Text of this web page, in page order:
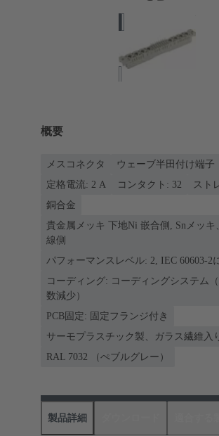
概要
メスコネクタ
ウェーブ半田付け端子
定格電流: ‌2 A
コンタクト: 32
スト
銅合金
貴金属メッキ 下地Ni 嵌合側, Snメッキ
線側
パフォーマンスレベル: 2, IEC 60603-2
コーディング: コーディングシステム
数減少）
PCB固定: 固定フランジ付き
サーモプラスチック製、ガラス繊維入
RAL 7032 （ぺブルグレー）
製品詳細